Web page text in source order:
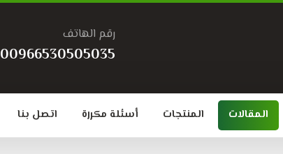
رقم الهاتف
00966530505035
المقالات المنتجات أسئلة مكررة اتصل بنا